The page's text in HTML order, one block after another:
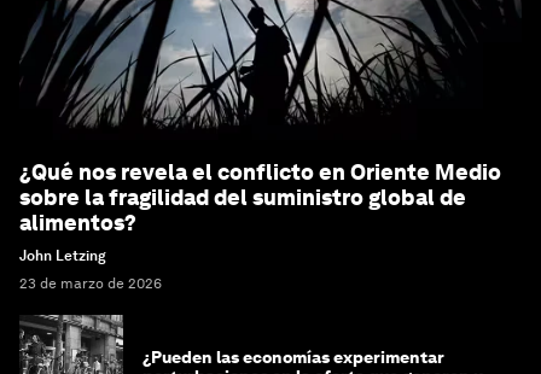
¿Qué nos revela el conflicto en Oriente Medio
sobre la fragilidad del suministro global de
alimentos?
John Letzing
23 de marzo de 2026
¿Pueden las economías experimentar